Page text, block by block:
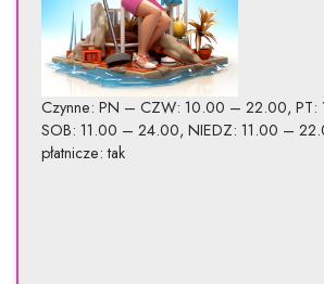
Czynne: PN – CZW: 10.00 – 22.00,
SOB: 11.00 – 24.00, NIEDZ: 11.00 –
płatnicze: tak